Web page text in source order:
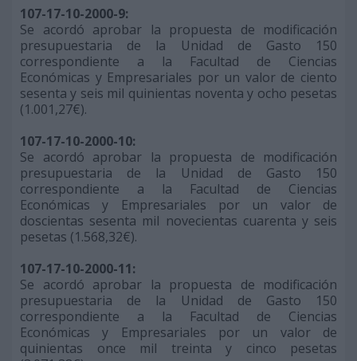
107-17-10-2000-9:
Se acordó aprobar la propuesta de modificación
presupuestaria de la Unidad de Gasto 150
correspondiente a la Facultad de Ciencias
Económicas y Empresariales por un valor de ciento
sesenta y seis mil quinientas noventa y ocho pesetas
(1.001,27€).
107-17-10-2000-10:
Se acordó aprobar la propuesta de modificación
presupuestaria de la Unidad de Gasto 150
correspondiente a la Facultad de Ciencias
Económicas y Empresariales por un valor de
doscientas sesenta mil novecientas cuarenta y seis
pesetas (1.568,32€).
107-17-10-2000-11:
Se acordó aprobar la propuesta de modificación
presupuestaria de la Unidad de Gasto 150
correspondiente a la Facultad de Ciencias
Económicas y Empresariales por un valor de
quinientas once mil treinta y cinco pesetas